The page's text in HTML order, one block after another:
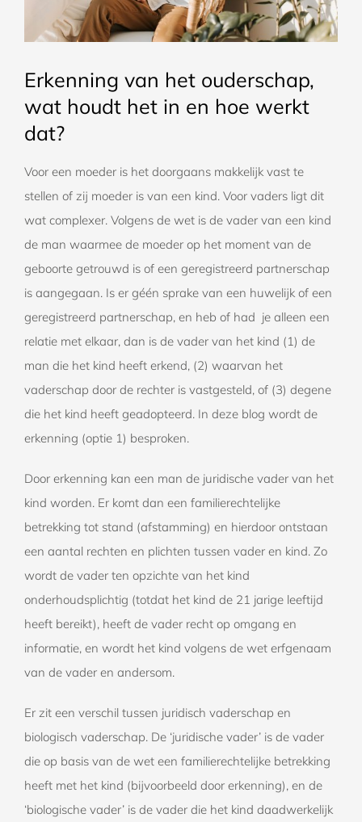
Erkenning van het ouderschap,
wat houdt het in en hoe werkt
dat?
Voor een moeder is het doorgaans makkelijk vast te
stellen of zij moeder is van een kind. Voor vaders ligt dit
wat complexer. Volgens de wet is de vader van een kind
de man waarmee de moeder op het moment van de
geboorte getrouwd is of een geregistreerd partnerschap
is aangegaan. Is er géén sprake van een huwelijk of een
geregistreerd partnerschap, en heb of had je alleen een
relatie met elkaar, dan is de vader van het kind (1) de
man die het kind heeft erkend, (2) waarvan het
vaderschap door de rechter is vastgesteld, of (3) degene
die het kind heeft geadopteerd. In deze blog wordt de
erkenning (optie 1) besproken.
Door erkenning kan een man de juridische vader van het
kind worden. Er komt dan een familierechtelijke
betrekking tot stand (afstamming) en hierdoor ontstaan
een aantal rechten en plichten tussen vader en kind. Zo
wordt de vader ten opzichte van het kind
onderhoudsplichtig (totdat het kind de 21 jarige leeftijd
heeft bereikt), heeft de vader recht op omgang en
informatie, en wordt het kind volgens de wet erfgenaam
van de vader en andersom.
Er zit een verschil tussen juridisch vaderschap en
biologisch vaderschap. De ‘juridische vader’ is de vader
die op basis van de wet een familierechtelijke betrekking
heeft met het kind (bijvoorbeeld door erkenning), en de
‘biologische vader’ is de vader die het kind daadwerkelijk